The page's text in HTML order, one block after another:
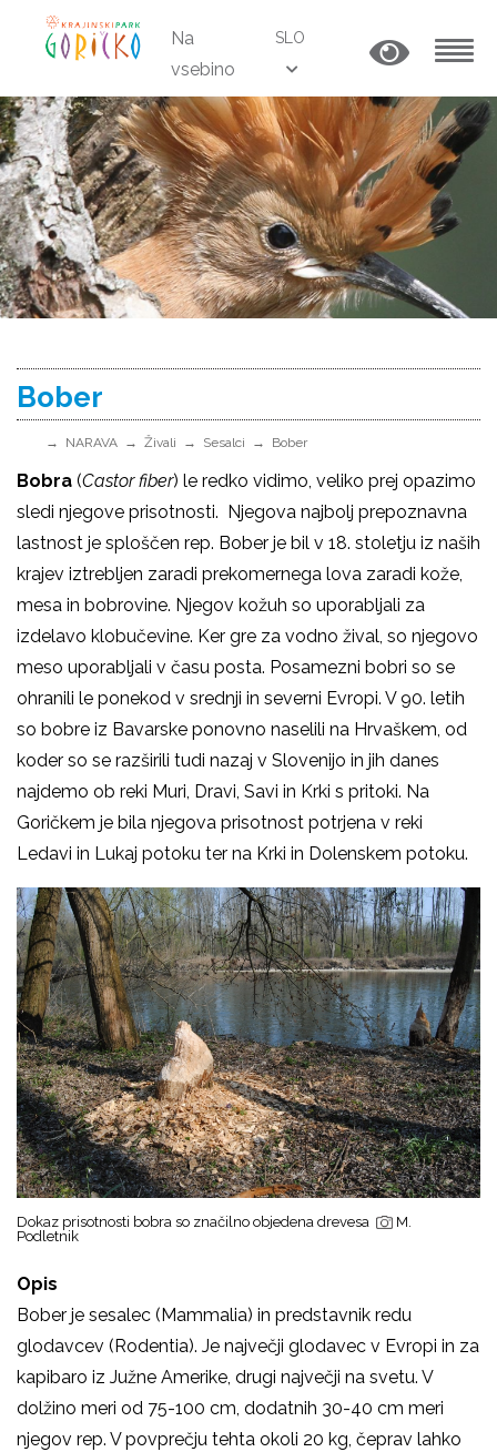
Na
vsebino
SLO
Bober
NARAVA Živali Sesalci Bober
Bobra (Castor fiber) le redko vidimo, veliko prej opazimo
sledi njegove prisotnosti. Njegova najbolj prepoznavna
lastnost je sploščen rep. Bober je bil v 18. stoletju iz naših
krajev iztrebljen zaradi prekomernega lova zaradi kože,
mesa in bobrovine. Njegov kožuh so uporabljali za
izdelavo klobučevine. Ker gre za vodno žival, so njegovo
meso uporabljali v času posta. Posamezni bobri so se
ohranili le ponekod v srednji in severni Evropi. V 90. letih
so bobre iz Bavarske ponovno naselili na Hrvaškem, od
koder so se razširili tudi nazaj v Slovenijo in jih danes
najdemo ob reki Muri, Dravi, Savi in Krki s pritoki. Na
Goričkem je bila njegova prisotnost potrjena v reki
Ledavi in Lukaj potoku ter na Krki in Dolenskem potoku.
Dokaz prisotnosti bobra so značilno objedena drevesa
M.
Podletnik
Opis
Bober je sesalec (Mammalia) in predstavnik redu
glodavcev (Rodentia). Je največji glodavec v Evropi in za
kapibaro iz Južne Amerike, drugi največji na svetu. V
dolžino meri od 75-100 cm, dodatnih 30-40 cm meri
njegov rep. V povprečju tehta okoli 20 kg, čeprav lahko